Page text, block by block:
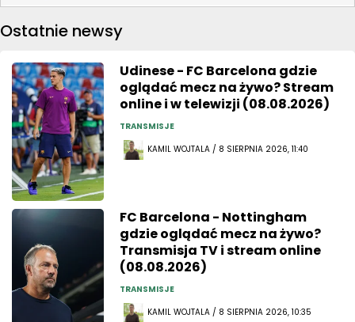
Ostatnie newsy
Udinese - FC Barcelona gdzie
oglądać mecz na żywo? Stream
online i w telewizji (08.08.2026)
TRANSMISJE
KAMIL WOJTALA / 8 SIERPNIA 2026, 11:40
FC Barcelona - Nottingham
gdzie oglądać mecz na żywo?
Transmisja TV i stream online
(08.08.2026)
TRANSMISJE
KAMIL WOJTALA / 8 SIERPNIA 2026, 10:35